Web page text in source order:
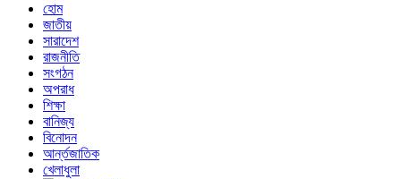
হোম
জাতীয়
সারাদেশ
রাজনীতি
সংগঠন
অপরাধ
শিক্ষা
বানিজ্য
বিনোদন
আর্ন্তজাতিক
খেলাধুলা